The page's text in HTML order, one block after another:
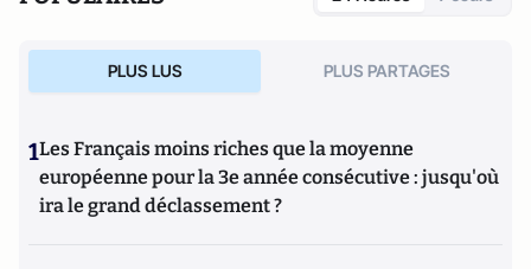
PLUS LUS PLUS PARTAGES
1Les Français moins riches que la moyenne
européenne pour la 3e année consécutive : jusqu'où
ira le grand déclassement ?